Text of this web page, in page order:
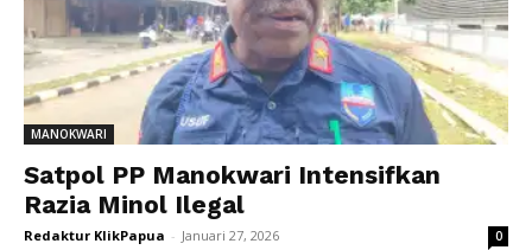
MANOKWARI
Satpol PP Manokwari Intensifkan
Razia Minol Ilegal
Redaktur KlikPapua - Januari 27, 2026 0